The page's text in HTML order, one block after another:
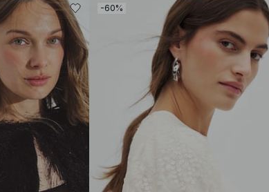
-60%